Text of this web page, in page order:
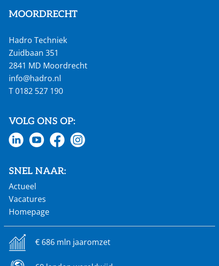
MOORDRECHT
Hadro Techniek
Zuidbaan 351
2841 MD Moordrecht
info@hadro.nl
T0182 527 190
VOLG ONS OP:
SNEL NAAR:
Actueel
Vacatures
Homepage
€ 686 mln jaaromzet